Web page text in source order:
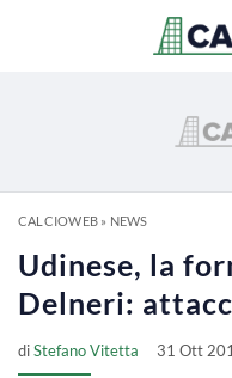
CALCIOWEB» NEWS
Udinese, la
Delneri:
diStefano Vitetta 31 Ott